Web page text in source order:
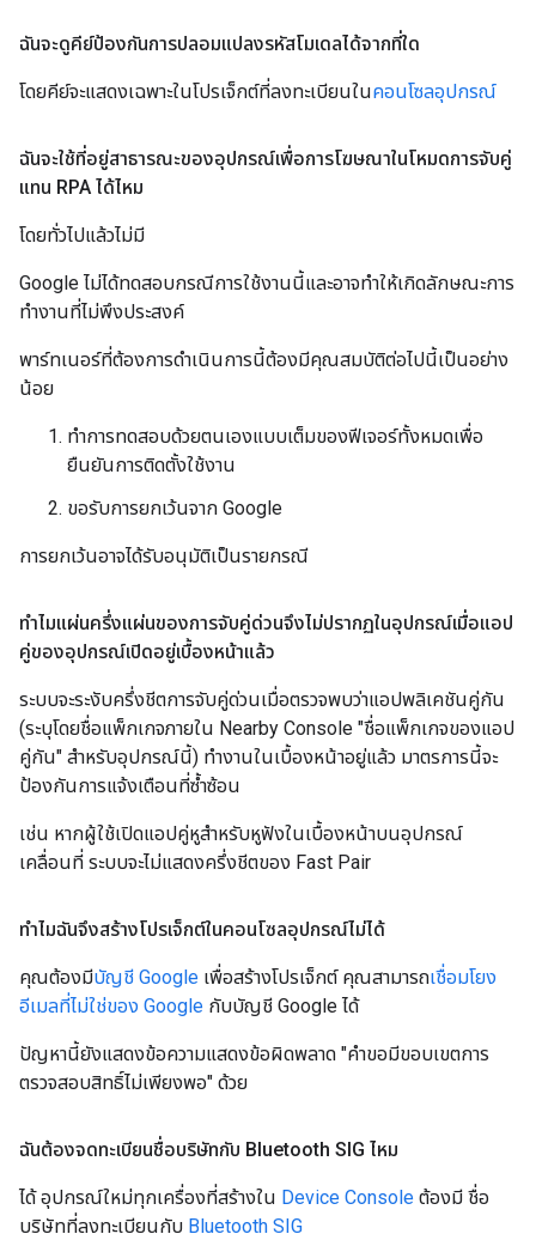
ฉันจะดูคีย์ป้องกันการปลอมแปลงรหัสโมเดลได้จากที่ใด
โดยคีย์จะแสดงเฉพาะในโปรเจ็กต์ที่ลงทะเบียนในคอนโซลอุปกรณ์
ฉันจะใช้ที่อยู่สาธารณะของอุปกรณ์เพื่อการโฆษณาในโหมดการจับคู่
แทน RPA ได้ไหม
โดยทั่วไปแล้วไม่มี
Google ไม่ได้ทดสอบกรณีการใช้งานนี้และอาจทำให้เกิดลักษณะการ
ทำงานที่ไม่พึงประสงค์
พาร์ทเนอร์ที่ต้องการดำเนินการนี้ต้องมีคุณสมบัติต่อไปนี้เป็นอย่าง
น้อย
ทำการทดสอบด้วยตนเองแบบเต็มของฟีเจอร์ทั้งหมดเพื่อ
ยืนยันการติดตั้งใช้งาน
ขอรับการยกเว้นจาก Google
การยกเว้นอาจได้รับอนุมัติเป็นรายกรณี
ทำไมแผ่นครึ่งแผ่นของการจับคู่ด่วนจึงไม่ปรากฏในอุปกรณ์เมื่อแอป
คู่ของอุปกรณ์เปิดอยู่เบื้องหน้าแล้ว
ระบบจะระงับครึ่งชีตการจับคู่ด่วนเมื่อตรวจพบว่าแอปพลิเคชันคู่กัน
(ระบุโดยชื่อแพ็กเกจภายใน Nearby Console "ชื่อแพ็กเกจของแอป
คู่กัน" สำหรับอุปกรณ์นี้) ทำงานในเบื้องหน้าอยู่แล้ว มาตรการนี้จะ
ป้องกันการแจ้งเตือนที่ซ้ำซ้อน
เช่น หากผู้ใช้เปิดแอปคู่หูสำหรับหูฟังในเบื้องหน้าบนอุปกรณ์
เคลื่อนที่ ระบบจะไม่แสดงครึ่งชีตของ Fast Pair
ทำไมฉันจึงสร้างโปรเจ็กต์ในคอนโซลอุปกรณ์ไม่ได้
คุณต้องมีบัญชี Google เพื่อสร้างโปรเจ็กต์ คุณสามารถเชื่อมโยง
อีเมลที่ไม่ใช่ของ Google กับบัญชี Google ได้
ปัญหานี้ยังแสดงข้อความแสดงข้อผิดพลาด "คำขอมีขอบเขตการ
ตรวจสอบสิทธิ์ไม่เพียงพอ" ด้วย
ฉันต้องจดทะเบียนชื่อบริษัทกับ Bluetooth SIG ไหม
ได้ อุปกรณ์ใหม่ทุกเครื่องที่สร้างใน Device Console ต้องมี ชื่อ
บริษัทที่ลงทะเบียนกับ Bluetooth SIG